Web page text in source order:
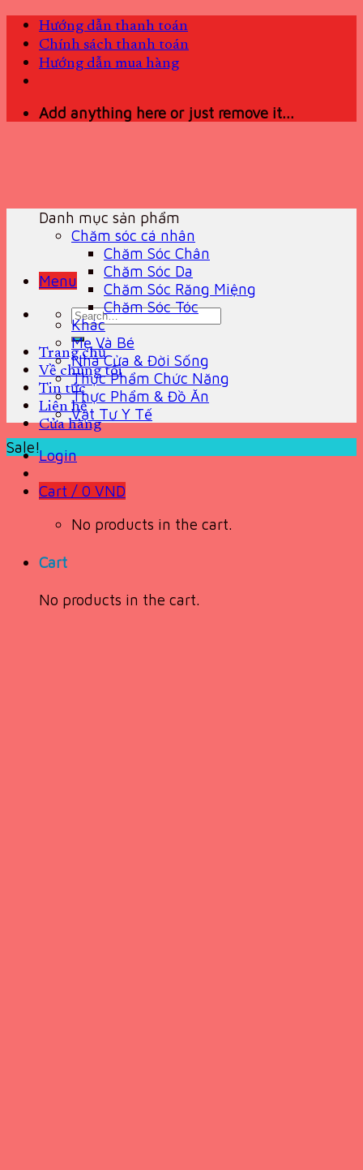
Skip
content
Hướng dẫn thanh toán
Chính sách thanh toán
Hướng dẫn mua hàng
Add anything here or just remove it...
Menu
Search
for:
Trang chủ
Về chúng tôi
Tin tức
Liên hệ
Cửa hàng
Login
Cart / 0 VND
No products in the cart.
Cart
No products in the cart.
Danh mục sản phẩm
Chăm sóc cá nhân
Chăm Sóc Chân
Chăm Sóc Da
Chăm Sóc Răng Miệng
Chăm Sóc Tóc
Khác
Mẹ Và Bé
Nhà Cửa & Đời Sống
Thực Phẩm Chức Năng
Thực Phẩm & Đồ Ăn
Vật Tư Y Tế
Sale!